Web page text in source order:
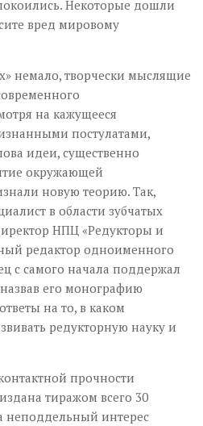
Некоторые дошли
вред мировому
немало, творчески мыслящие
на кажущееся
постулатами,
идеи, существенно
окружающей
новую теорию. Так,
в области зубчатых
НПЦ «Редукторы и
редактор одноименного
с самого начала поддержал
его монографию
на то, в каком
редукторную науку и
прочности
тиражом всего 30
неподдельный интерес